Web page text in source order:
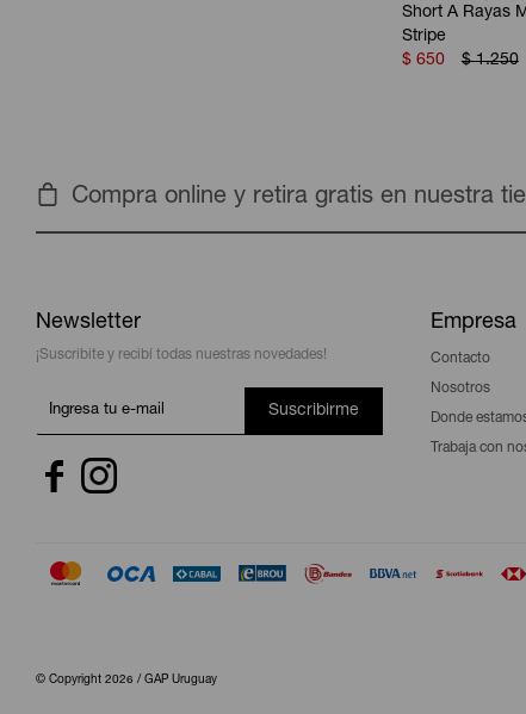
Short A Rayas
Stripe
$ 650 $ 1.250
Compra online y retira gratis en nuestra
Newsletter
¡Suscribite y recibí todas nuestras novedades!
Suscribirme
 
Empresa
Contacto
Nosotros
Donde
Trabaja con
© Copyright 2026 / GAP Uruguay